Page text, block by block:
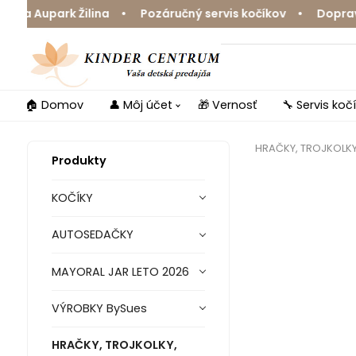
Aupark Žilina • Pozáručný servis kočíkov •
🏠 Domov 👤 Môj účet 🎁 Vernosť 🔧 Servis
Produkty
KOČÍKY
AUTOSEDAČKY
MAYORAL JAR LETO 2026
VÝROBKY BySues
HRAČKY, TROJKOLKY,
HRAČKY,